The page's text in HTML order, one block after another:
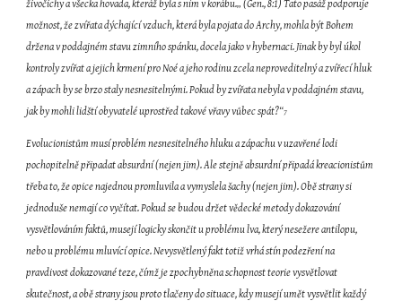
živočichy a všecka hovada, kteráž byla s ním v korábu.„ (Gen., 8:1) Tato pasáž podporuje
možnost, že zvířata dýchající vzduch, která byla pojata do Archy, mohla být Bohem
držena v poddajném stavu zimního spánku, docela jako v hybernaci. Jinak by byl úkol
kontroly zvířat a jejich krmení pro Noé a jeho rodinu zcela neproveditelný a zvířecí hluk
a zápach by se brzo staly nesnesitelnými. Pokud by zvířata nebyla v poddajném stavu,
jak by mohli lidští obyvatelé uprostřed takové vřavy vůbec spát?“7
Evolucionistům musí problém nesnesitelného hluku a zápachu v uzavřené lodi
pochopitelně připadat absurdní (nejen jim). Ale stejně absurdní připadá kreacionistům
třeba to, že opice najednou promluvila a vymyslela šachy (nejen jim). Obě strany si
jednoduše nemají co vyčítat. Pokud se budou držet vědecké metody dokazování
vysvětlováním faktů, musejí logicky skončit u problému lva, který nesežere antilopu,
nebo u problému mluvící opice. Nevysvětlený fakt totiž vrhá stín podezření na
pravdivost dokazované teze, čímž je zpochybněna schopnost teorie vysvětlovat
skutečnost, a obě strany jsou proto tlačeny do situace, kdy musejí umět vysvětlit každý